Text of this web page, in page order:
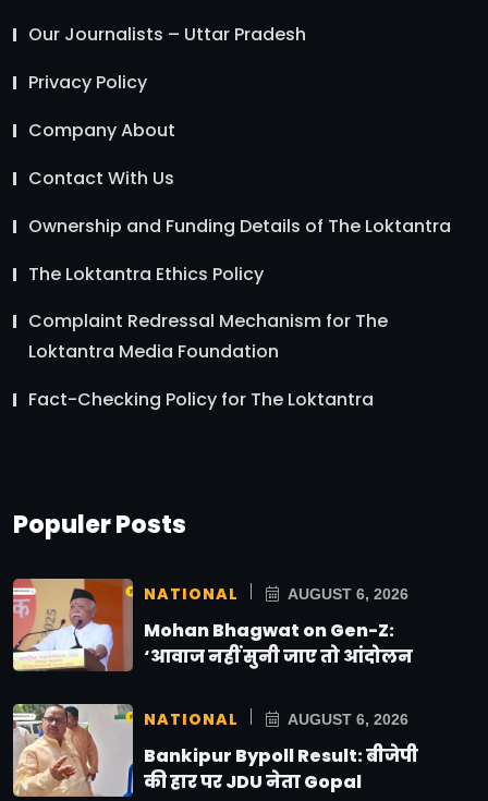
Our Journalists – Uttar Pradesh
Privacy Policy
Company About
Contact With Us
Ownership and Funding Details of The Loktantra
The Loktantra Ethics Policy
Complaint Redressal Mechanism for The
Loktantra Media Foundation
Fact-Checking Policy for The Loktantra
Populer Posts
NATIONAL AUGUST 6, 2026
Mohan Bhagwat on Gen-Z:
‘आवाज नहीं सुनी जाए तो आंदोलन
NATIONAL AUGUST 6, 2026
Bankipur Bypoll Result: बीजेपी
की हार पर JDU नेता Gopal